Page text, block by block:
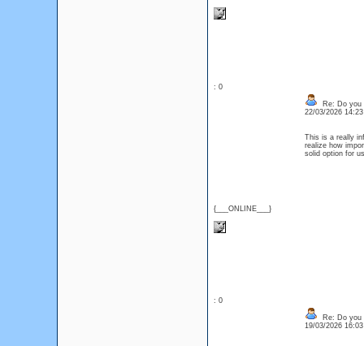
: 0
{___ONLINE___}
Re: Do you
22/03/2026
This is a really
realize how
solid option for
: 0
Re: Do you
19/03/2026